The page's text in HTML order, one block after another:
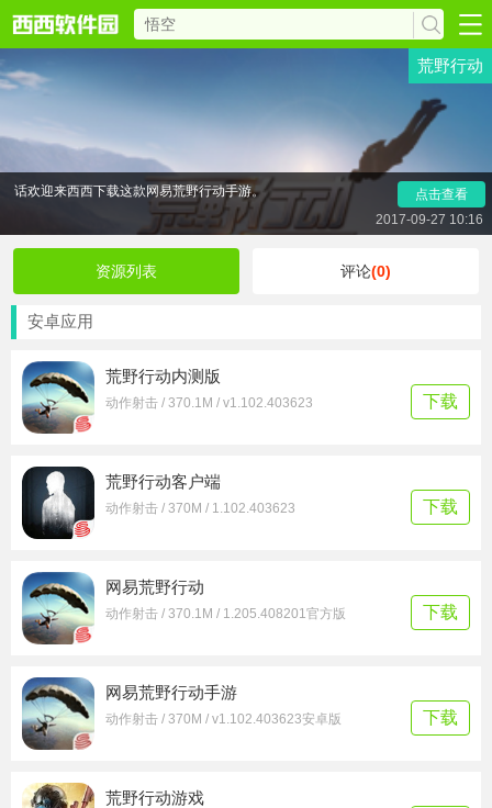
荒野行动
荒野行动是由网易最新推出的一款“大逃杀”类型的手机游
戏正处于内测阶段，画面精致，玩起来也流畅，毕竟是大厂制
作，可以说已经是这类手游中的精品之一了，大家想要体验的
话欢迎来西西下载这款网易荒野行动手游。
点击查看
2017-09-27 10:16
资源列表 评论(0)
安卓应用
荒野行动内测版
动作射击 / 370.1M / v1.102.403623 下载
荒野行动客户端
动作射击 / 370M / 1.102.403623 下载
网易荒野行动
动作射击 / 370.1M / 1.205.408201官方版 下载
网易荒野行动手游
动作射击 / 370M / v1.102.403623安卓版 下载
荒野行动游戏